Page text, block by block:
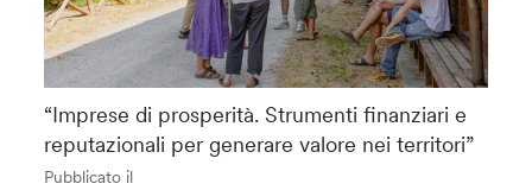
“Imprese di prosperità. Strumenti finanziari e
reputazionali per generare valore nei territori”
Pubblicato il